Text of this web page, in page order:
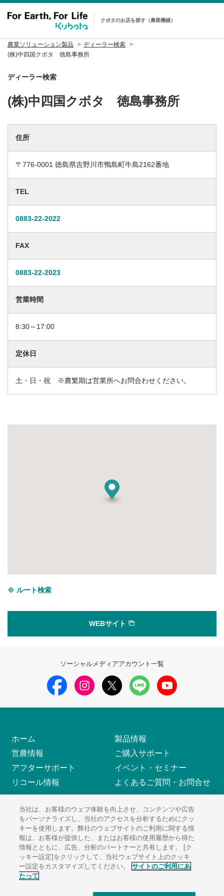
クボタのお店を探す（農業機械）
農業ソリューション製品
ディーラー検索
(株)中四国クボタ 徳島事務所
ディーラー検索
(株)中四国クボタ 徳島事務所
住所
〒776-0001 徳島県吉野川市鴨島町牛島2162番地
TEL
0883-22-2022
FAX
0883-22-2023
営業時間
8:30～17:00
定休日
土・日・祝 ※農繁期は営業所へお問合わせください。
ルート検索
WEBサイト
ソーシャルメディアアカウント一覧
ホーム
製品情報
営農情報
ご購入サポート
アフターサポート
イベント・セミナー
リコール情報
よくあるご質問・お問合せ
サイトのご利用にあたって
ソーシャルメディアポリシー
個人情報保護方針
サイトマップ
当社は、お客様のウェブ体験を向上させ、コンテンツや広告
をパーソナライズし、当社のアクセスを分析するためにクッ
キーを使用します。弊社のウェブサイトのご利用に関する情
報は、お客様が提供した、またはお客様の使用履歴から得た
情報とともに、広告、分析のパートナーと共有します。 [ク
ッキー設定]をクリックして、当社ウェブサイト上のクッキ
ー設定をカスタマイズしてください。
サイトのご利用にあ
たって